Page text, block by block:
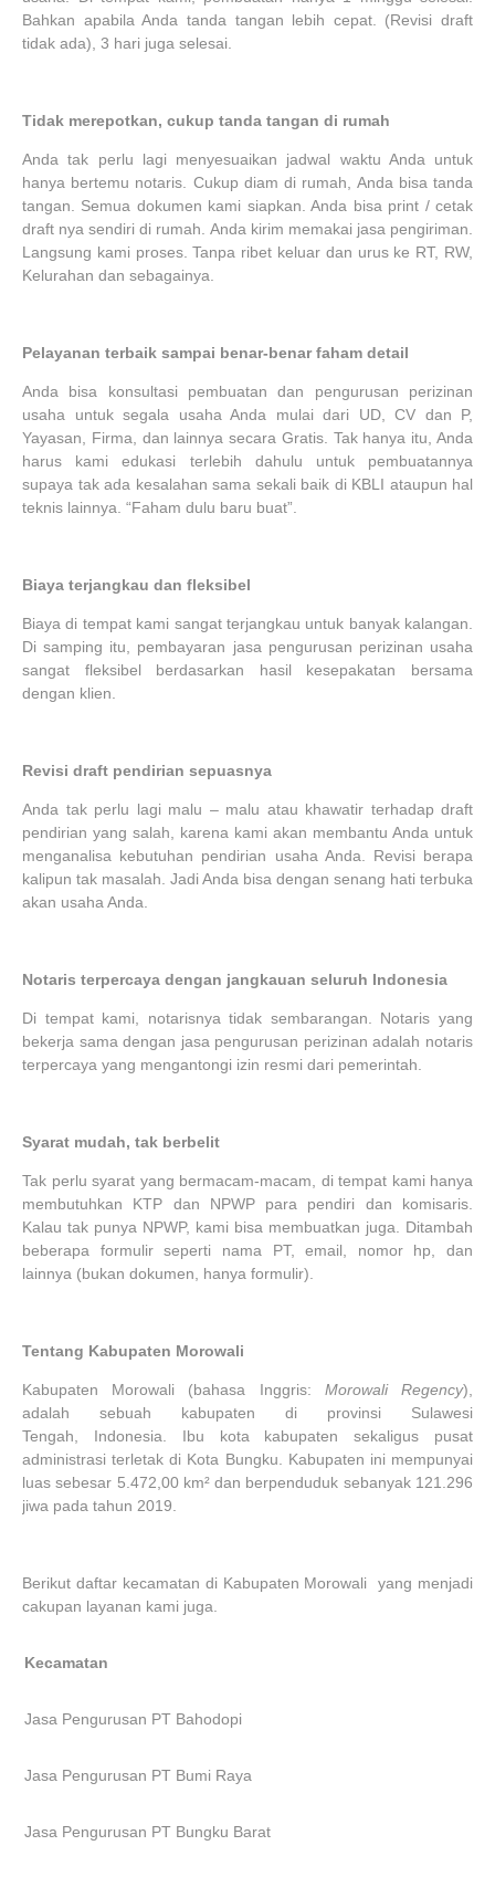
Bahkan apabila Anda tanda tangan lebih cepat. (Revisi draft
tidak ada), 3 hari juga selesai.
Tidak merepotkan, cukup tanda tangan di rumah
Anda tak perlu lagi menyesuaikan jadwal waktu Anda untuk
hanya bertemu notaris. Cukup diam di rumah, Anda bisa tanda
tangan. Semua dokumen kami siapkan. Anda bisa print / cetak
draft nya sendiri di rumah. Anda kirim memakai jasa pengiriman.
Langsung kami proses. Tanpa ribet keluar dan urus ke RT, RW,
Kelurahan dan sebagainya.
Pelayanan terbaik sampai benar-benar faham detail
Anda bisa konsultasi pembuatan dan pengurusan perizinan
usaha untuk segala usaha Anda mulai dari UD, CV dan P,
Yayasan, Firma, dan lainnya secara Gratis. Tak hanya itu, Anda
harus kami edukasi terlebih dahulu untuk pembuatannya
supaya tak ada kesalahan sama sekali baik di KBLI ataupun hal
teknis lainnya. “Faham dulu baru buat”.
Biaya terjangkau dan fleksibel
Biaya di tempat kami sangat terjangkau untuk banyak kalangan.
Di samping itu, pembayaran jasa pengurusan perizinan usaha
sangat fleksibel berdasarkan hasil kesepakatan bersama
dengan klien.
Revisi draft pendirian sepuasnya
Anda tak perlu lagi malu – malu atau khawatir terhadap draft
pendirian yang salah, karena kami akan membantu Anda untuk
menganalisa kebutuhan pendirian usaha Anda. Revisi berapa
kalipun tak masalah. Jadi Anda bisa dengan senang hati terbuka
akan usaha Anda.
Notaris terpercaya dengan jangkauan seluruh Indonesia
Di tempat kami, notarisnya tidak sembarangan. Notaris yang
bekerja sama dengan jasa pengurusan perizinan adalah notaris
terpercaya yang mengantongi izin resmi dari pemerintah.
Syarat mudah, tak berbelit
Tak perlu syarat yang bermacam-macam, di tempat kami hanya
membutuhkan KTP dan NPWP para pendiri dan komisaris.
Kalau tak punya NPWP, kami bisa membuatkan juga. Ditambah
beberapa formulir seperti nama PT, email, nomor hp, dan
lainnya (bukan dokumen, hanya formulir).
Tentang Kabupaten Morowali
Kabupaten Morowali (bahasa Inggris: Morowali Regency),
adalah sebuah kabupaten di provinsi Sulawesi
Tengah, Indonesia. Ibu kota kabupaten sekaligus pusat
administrasi terletak di Kota Bungku. Kabupaten ini mempunyai
luas sebesar 5.472,00 km² dan berpenduduk sebanyak 121.296
jiwa pada tahun 2019.
Berikut daftar kecamatan di Kabupaten Morowali yang menjadi
cakupan layanan kami juga.
Kecamatan
Jasa Pengurusan PT Bahodopi
Jasa Pengurusan PT Bumi Raya
Jasa Pengurusan PT Bungku Barat